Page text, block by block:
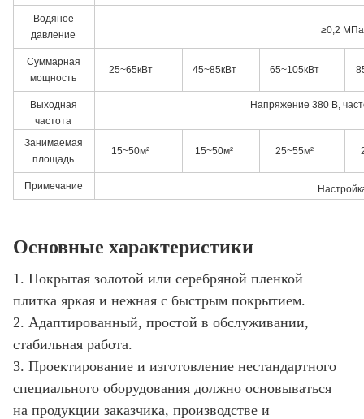
Водяное
давление
≥0,2 МПа
Суммарная
мощность
25~65кВт 45~85кВт 65~105кВт
Выходная
частота
Напряжение 380 В,
Занимаемая
площадь
15~50м² 15~50м² 25~55м²
Примечание
Основные характеристики
1. Покрытая золотой или серебряной пленкой
плитка яркая и нежная с быстрым покрытием.
2. Адаптированный, простой в обслуживании,
стабильная работа.
3. Проектирование и изготовление нестандартного
специального оборудования должно основываться
на продукции заказчика, производстве и